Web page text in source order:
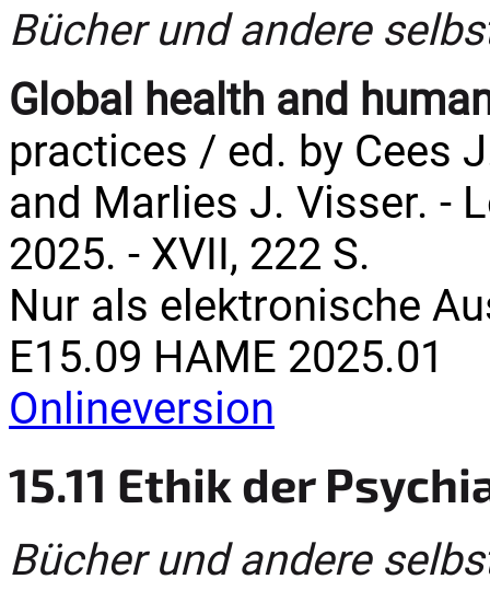
Bücher und andere
Global health and
practices / ed. by Cees
and Marlies J. Visser. -
2025. - XVII, 222 S.
Nur als elektronische
E15.09 HAME 2025.01
Onlineversion
15.11 Ethik der
Bücher und andere